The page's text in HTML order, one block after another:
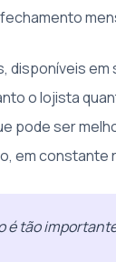
disponíveis em
o lojista
pode ser
em constante
é tão